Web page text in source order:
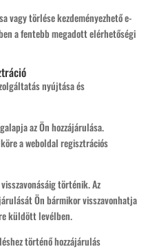
vagy törlése kezdeményezhető e-
a fentebb megadott elérhetőségi
nyújtása és
az Ön hozzájárulása.
a weboldal regisztrációs
történik. Az
Ön bármikor visszavonhatja
küldött levélben.
történő hozzájárulás